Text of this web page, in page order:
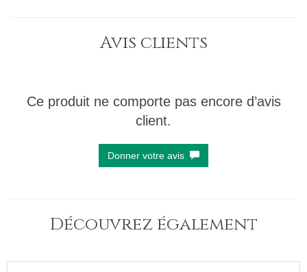
Avis clients
Ce produit ne comporte pas encore d’avis
client.
Donner votre avis
Découvrez également